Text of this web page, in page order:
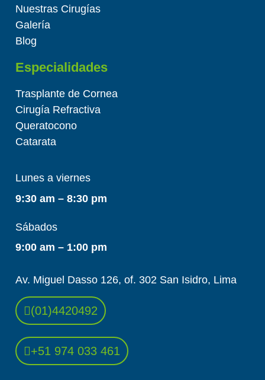
Nuestras Cirugías
Galería
Blog
Especialidades
Trasplante de Cornea
Cirugía Refractiva
Queratocono
Catarata
Lunes a viernes
9:30 am – 8:30 pm
Sábados
9:00 am – 1:00 pm
Av. Miguel Dasso 126, of. 302 San Isidro, Lima
(01)4420492
+51 974 033 461